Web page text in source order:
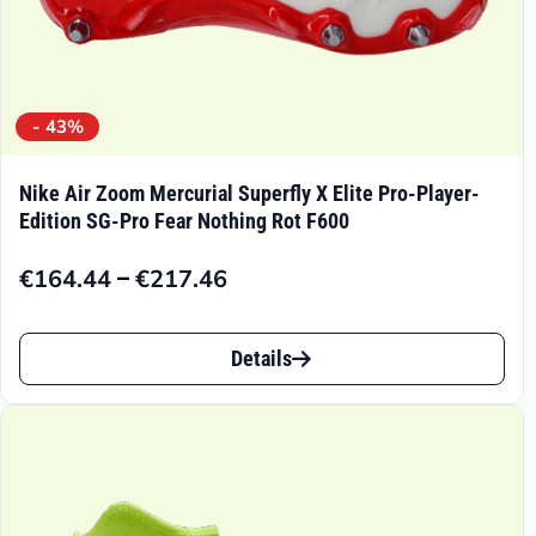
werden
- 43%
Nike Air Zoom Mercurial Superfly X Elite Pro-Player-
Edition SG-Pro Fear Nothing Rot F600
€164.44–€217.46
Preisspanne:
€164.44
€217.46
Dieses
Produkt
Varianten
Details